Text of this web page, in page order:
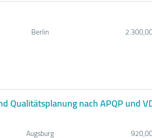
Berlin
Qualitätsplanung nach APQP und
Augsburg